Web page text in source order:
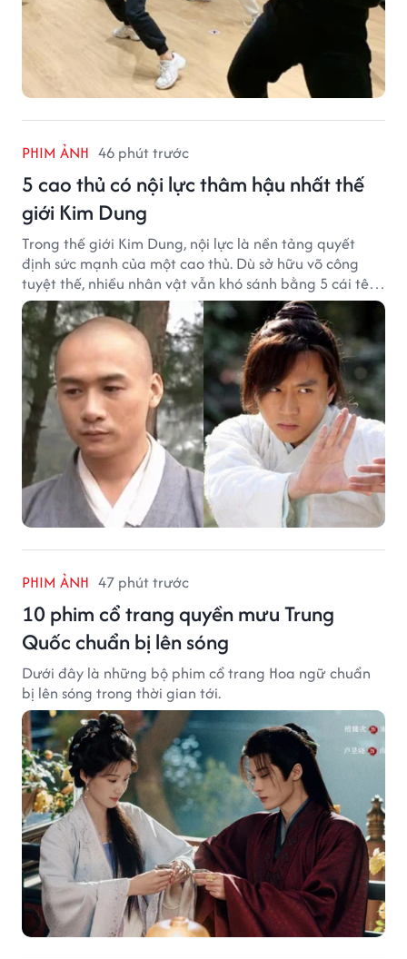
PHIM ẢNH 46 phút trước
5 cao thủ có nội lực thâm hậu nhất thế
giới Kim Dung
Trong thế giới Kim Dung, nội lực là nền tảng quyết
định sức mạnh của một cao thủ. Dù sở hữu võ công
tuyệt thế, nhiều nhân vật vẫn khó sánh bằng 5 cái tên
dưới đây về độ thâm hậu của chân khí.
PHIM ẢNH 47 phút trước
10 phim cổ trang quyền mưu Trung
Quốc chuẩn bị lên sóng
Dưới đây là những bộ phim cổ trang Hoa ngữ chuẩn
bị lên sóng trong thời gian tới.